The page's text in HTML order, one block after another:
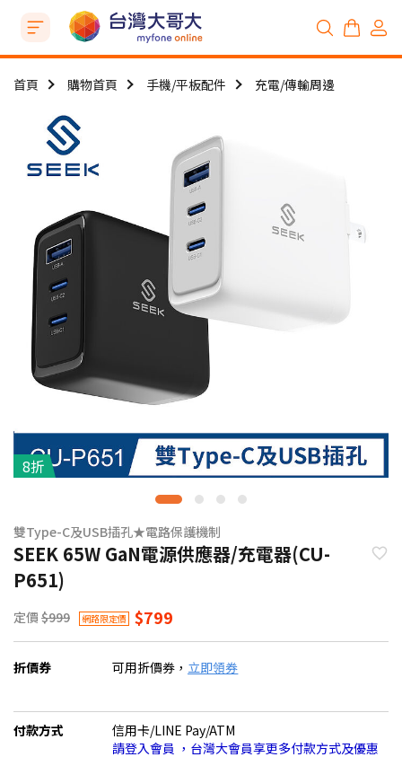
首頁 購物首頁 手機/平板配件 充電/傳輸周邊
8折
雙Type-C及USB插孔★電路保護機制
SEEK 65W GaN電源供應器/充電器(CU-
P651)
定價 $999 網路限定價 $799
折價券 可用折價券， 立即領券
付款方式
信用卡/LINE Pay/ATM
請登入會員 ，台灣大會員享更多付款方式及優惠